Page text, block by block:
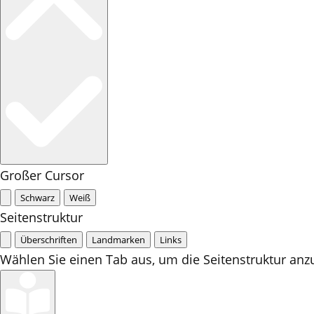
Großer Cursor
Schwarz Weiß
Seitenstruktur
Überschriften Landmarken Links
Wählen Sie einen Tab aus, um die Seitenstruktur